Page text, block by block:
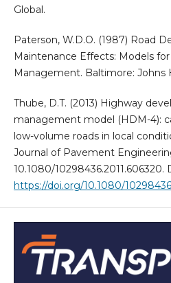
Global.
Paterson, W.D.O. (1987) Road
Maintenance Effects: Models
Management. Baltimore: Johns
Thube, D.T. (2013) Highway
management model (HDM-4):
low-volume roads in local
Journal of Pavement
10.1080/10298436.2011.606320.
https://doi.org/10.1080/